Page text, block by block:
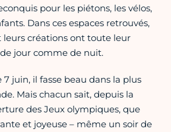
pour les piétons, les vélos,
Dans ces espaces retrouvés,
leurs créations ont toute leur
jour comme de nuit.
juin, il fasse beau dans la plus
Mais chacun sait, depuis la
des Jeux olympiques, que
et joyeuse – même un soir de